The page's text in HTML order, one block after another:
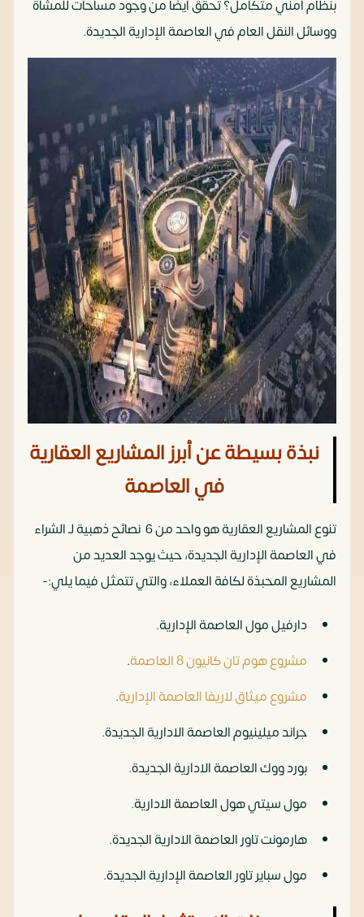
بنظام أمني متكامل؟ تحقق أيضًا من وجود مساحات للمشاة
ووسائل النقل العام في العاصمة الإدارية الجديدة.
نبذة بسيطة عن أبرز المشاريع العقارية
في العاصمة
تنوع المشاريع العقارية هو واحد من 6 نصائح ذهبية لـ الشراء
في العاصمة الإدارية الجديدة، حيث يوجد العديد من
المشاريع المحبذة لكافة العملاء، والتي تتمثل فيما يلي:-
دارفيل مول العاصمة الإدارية.
مشروع هوم تان كانيون 8 العاصمة
.
مشروع ميثاق لاريفا العاصمة الإدارية.
جراند ميلينيوم العاصمة الادارية الجديدة.
بورد ووك العاصمة الادارية الجديدة.
مول سيتي هول العاصمة الادارية.
هارمونت تاور العاصمة الادارية الجديدة.
مول سباير تاور العاصمة الإدارية الجديدة.